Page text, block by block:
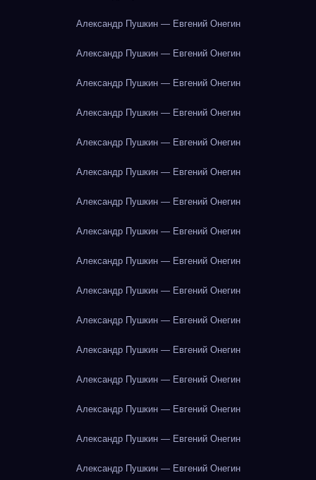
Александр Пушкин — Евгений Онегин
Александр Пушкин — Евгений Онегин
Александр Пушкин — Евгений Онегин
Александр Пушкин — Евгений Онегин
Александр Пушкин — Евгений Онегин
Александр Пушкин — Евгений Онегин
Александр Пушкин — Евгений Онегин
Александр Пушкин — Евгений Онегин
Александр Пушкин — Евгений Онегин
Александр Пушкин — Евгений Онегин
Александр Пушкин — Евгений Онегин
Александр Пушкин — Евгений Онегин
Александр Пушкин — Евгений Онегин
Александр Пушкин — Евгений Онегин
Александр Пушкин — Евгений Онегин
Александр Пушкин — Евгений Онегин